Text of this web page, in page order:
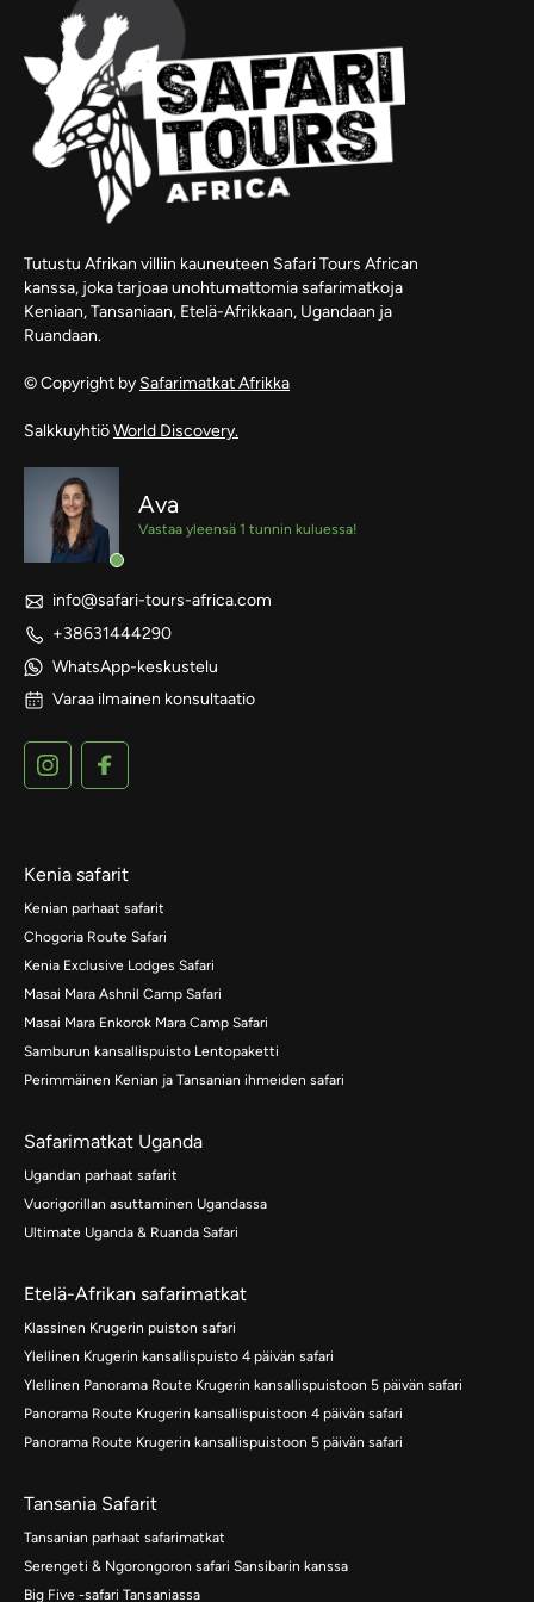
Tutustu Afrikan villiin kauneuteen Safari Tours African
kanssa, joka tarjoaa unohtumattomia safarimatkoja
Keniaan, Tansaniaan, Etelä-Afrikkaan, Ugandaan ja
Ruandaan.
© Copyright by Safarimatkat Afrikka
SalkkuyhtiöWorld Discovery.
Ava
Vastaa yleensä 1 tunnin kuluessa!
info@safari-tours-africa.com
+38631444290
WhatsApp-keskustelu
Varaa ilmainen konsultaatio
Kenia safarit
Kenian parhaat safarit
Chogoria Route Safari
Kenia Exclusive Lodges Safari
Masai Mara Ashnil Camp Safari
Masai Mara Enkorok Mara Camp Safari
Samburun kansallispuisto Lentopaketti
Perimmäinen Kenian ja Tansanian ihmeiden safari
Safarimatkat Uganda
Ugandan parhaat safarit
Vuorigorillan asuttaminen Ugandassa
Ultimate Uganda & Ruanda Safari
Etelä-Afrikan safarimatkat
Klassinen Krugerin puiston safari
Ylellinen Krugerin kansallispuisto 4 päivän safari
Ylellinen Panorama Route Krugerin kansallispuistoon 5 päivän safari
Panorama Route Krugerin kansallispuistoon 4 päivän safari
Panorama Route Krugerin kansallispuistoon 5 päivän safari
Tansania Safarit
Tansanian parhaat safarimatkat
Serengeti & Ngorongoron safari Sansibarin kanssa
Big Five -safari Tansaniassa